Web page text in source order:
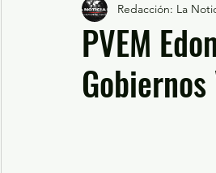
Nacional
Educación y Cultura
PVEM
Redacción: La